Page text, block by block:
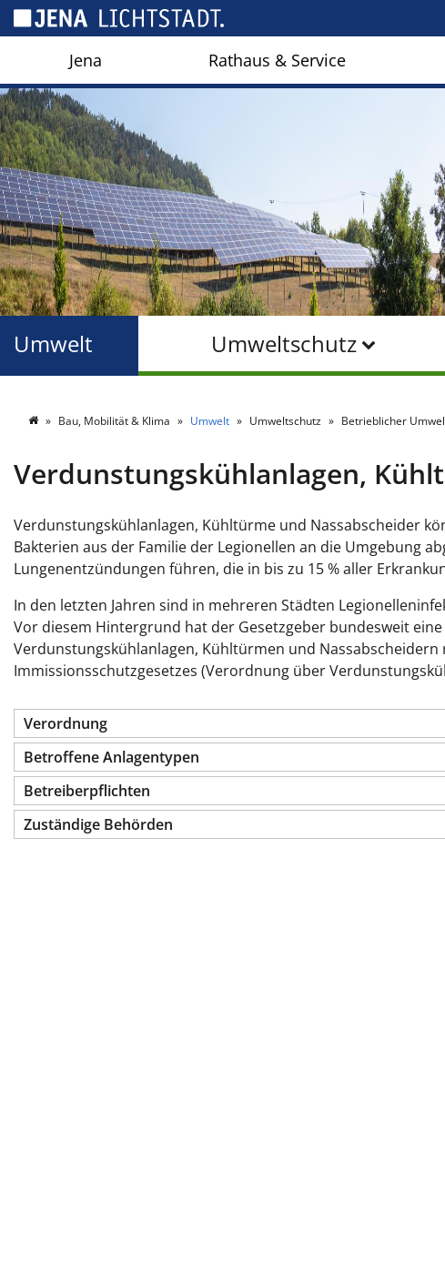
Jena Rathaus & Service
Umweltschutz
Umwelt
Bau, Mobilität & Klima Umwelt Umweltschutz Betrieblicher
Verdunstungskühlanlagen,
Verdunstungskühlanlagen, Kühltürme und Nassabscheider
Bakterien aus der Familie der Legionellen an die Umgebung
Lungenentzündungen führen, die in bis zu 15 % aller
In den letzten Jahren sind in mehreren Städten
Vor diesem Hintergrund hat der Gesetzgeber bundesweit
Verdunstungskühlanlagen, Kühltürmen und
Immissionsschutzgesetzes (Verordnung über
Verordnung
Betroffene Anlagentypen
Betreiberpflichten
Zuständige Behörden
Cookie-Einstellungen